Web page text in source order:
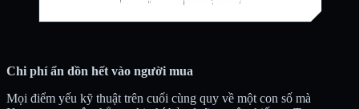
Chi phí ẩn dồn hết vào người mua
Mọi điểm yếu kỹ thuật trên cuối cùng quy về một con số mà